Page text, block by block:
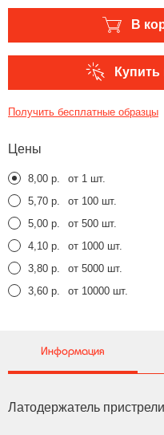
В
Купить
Получить бесплатные образцы
Цены
8,00 р.
от 1 шт.
5,70 р.
от 100 шт.
5,00 р.
от 500 шт.
4,10 р.
от 1000 шт.
3,80 р.
от 5000 шт.
3,60 р.
от 10000 шт.
Информация
Латодержатель